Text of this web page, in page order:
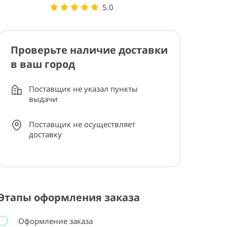
5.0
Проверьте наличие доставки
в ваш город
Поставщик не указал пункты
выдачи
Поставщик не осуществляет
доставку
оформления заказа
Оформление заказа